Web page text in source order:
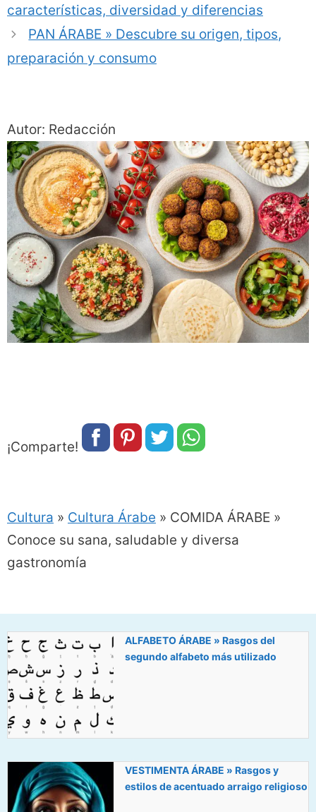
características, diversidad y diferencias
PAN ÁRABE » Descubre su origen, tipos,
preparación y consumo
Autor: Redacción
¡Comparte!
Cultura » Cultura Árabe » COMIDA ÁRABE »
Conoce su sana, saludable y diversa
gastronomía
ALFABETO ÁRABE » Rasgos del
segundo alfabeto más utilizado
VESTIMENTA ÁRABE » Rasgos y
estilos de acentuado arraigo religioso